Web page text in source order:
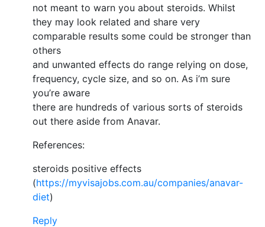
not meant to warn you about steroids. Whilst
they may look related and share very
comparable results some could be stronger than
others
and unwanted effects do range relying on dose,
frequency, cycle size, and so on. As i’m sure
you’re aware
there are hundreds of various sorts of steroids
out there aside from Anavar.
References:
steroids positive effects
(https://myvisajobs.com.au/companies/anavar-
diet)
Reply